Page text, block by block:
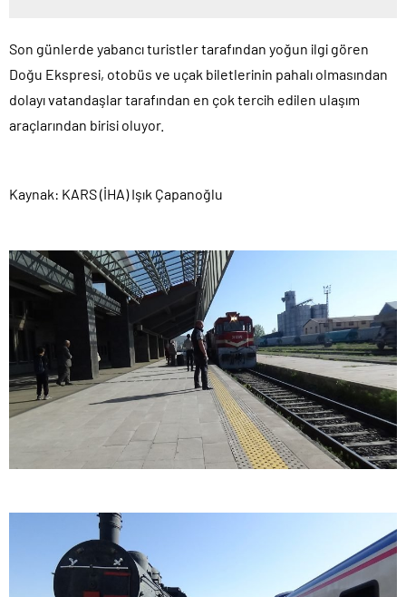
Son günlerde yabancı turistler tarafından yoğun ilgi gören
Doğu Ekspresi, otobüs ve uçak biletlerinin pahalı olmasından
dolayı vatandaşlar tarafından en çok tercih edilen ulaşım
araçlarından birisi oluyor.
Kaynak: KARS (İHA) Işık Çapanoğlu